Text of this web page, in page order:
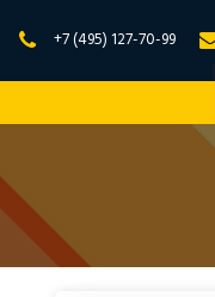
+7 (495) 127-70-99